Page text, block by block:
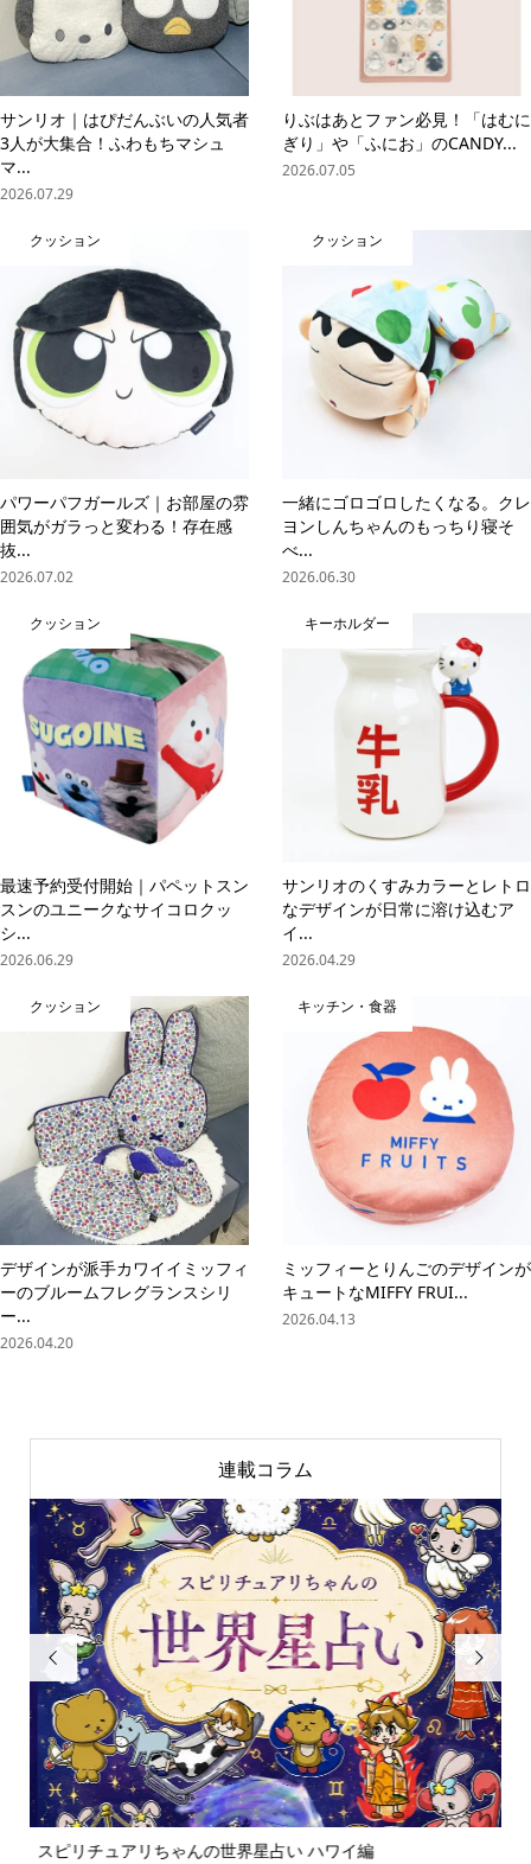
サンリオ｜はぴだんぶいの人気者
3人が大集合！ふわもちマシュ
マ...
2026.07.29
りぶはあとファン必見！「はむに
ぎり」や「ふにお」のCANDY...
2026.07.05
クッション
パワーパフガールズ｜お部屋の雰
囲気がガラっと変わる！存在感
抜...
2026.07.02
クッション
一緒にゴロゴロしたくなる。クレ
ヨンしんちゃんのもっちり寝そ
べ...
2026.06.30
クッション
最速予約受付開始｜パペットスン
スンのユニークなサイコロクッ
シ...
2026.06.29
キーホルダー
サンリオのくすみカラーとレトロ
なデザインが日常に溶け込むア
イ...
2026.04.29
クッション
デザインが派手カワイイミッフィ
ーのブルームフレグランスシリ
ー...
2026.04.20
キッチン・食器
ミッフィーとりんごのデザインが
キュートなMIFFY FRUI...
2026.04.13
連載コラム

スピリチュアリちゃんの世界星占い ハワイ編
